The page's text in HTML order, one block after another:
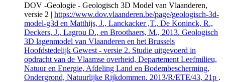
DOV -Geologie - Geologisch 3D Model van Vlaanderen,
versie 2 | https://www.dov.vlaanderen.be/page/geologisch-3d-
model-g3d en Matthijs, J., Lanckacker ,T., De Koninck, R.,
Deckers, J., Lagrou D., en Broothaers, M., 2013. Geologisch
3D lagenmodel van Vlaanderen en het Brussels
Hoofdstedelijk Gewest - versie 2. Studie uitgevoerd in
opdracht van de Vlaamse overheid, Departement Leefmilieu,
Natuur en Energie, Afdeling Land en Bodembescherming,
Ondergrond, Natuurlijke Rijkdommen. 2013/R/ETE/43, 21p .